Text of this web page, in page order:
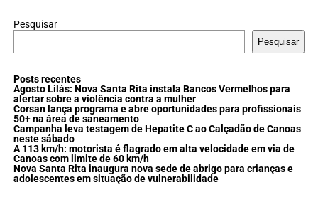
Pesquisar
Pesquisar
Posts recentes
Agosto Lilás: Nova Santa Rita instala Bancos Vermelhos para
alertar sobre a violência contra a mulher
Corsan lança programa e abre oportunidades para profissionais
50+ na área de saneamento
Campanha leva testagem de Hepatite C ao Calçadão de Canoas
neste sábado
A 113 km/h: motorista é flagrado em alta velocidade em via de
Canoas com limite de 60 km/h
Nova Santa Rita inaugura nova sede de abrigo para crianças e
adolescentes em situação de vulnerabilidade